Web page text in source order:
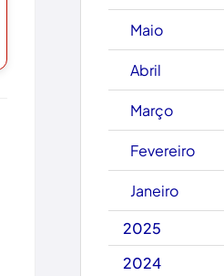
Caetanos
Caetité
Candiba
Cândido Sales
Caraíbas
Carinhanha
Caturama
Maio
Abril
Março
Fevereiro
Janeiro
2025
2024